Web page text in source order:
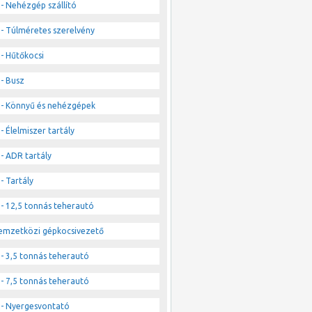
- Nehézgép szállító
- Túlméretes szerelvény
- Hűtőkocsi
- Busz
- Könnyű és nehézgépek
- Élelmiszer tartály
- ADR tartály
- Tartály
- 12,5 tonnás teherautó
gépkocsivezető
- 3,5 tonnás teherautó
- 7,5 tonnás teherautó
- Nyergesvontató